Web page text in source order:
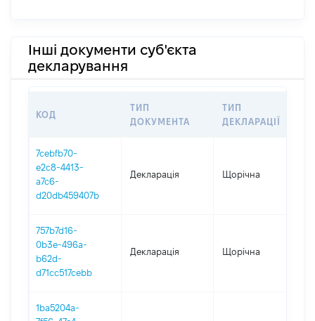
Інші документи суб'єкта
декларування
КОД
ТИП
ДОКУМЕНТА
ТИП
ДЕКЛАРАЦІЇ
7cebfb70-
e2c8-4413-
a7c6-
d20db459407b
Декларація Щорічна
757b7d16-
0b3e-496a-
b62d-
d71cc517cebb
Декларація Щорічна
1ba5204a-